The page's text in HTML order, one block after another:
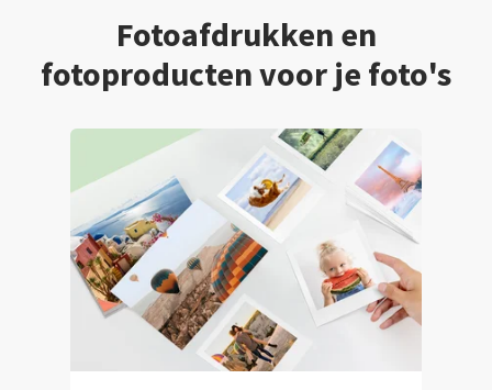
Fotoafdrukken en
fotoproducten voor je foto's